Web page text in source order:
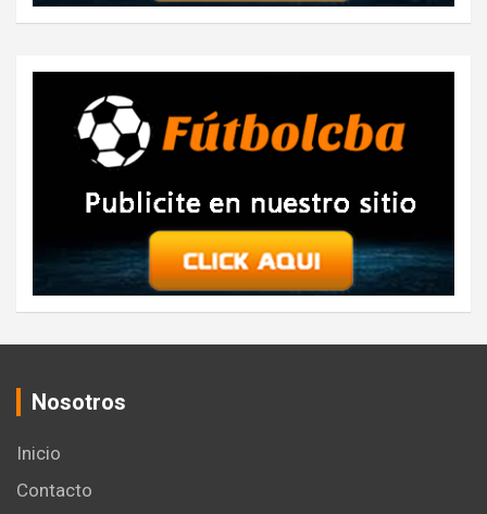
Nosotros
Inicio
Contacto